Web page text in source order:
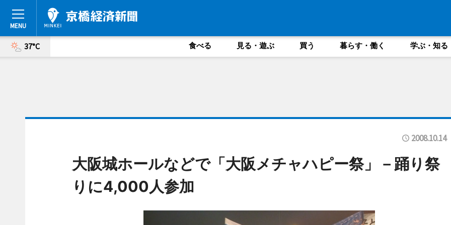
37°C 食べる 見る・遊ぶ 買う 暮らす・働く 学ぶ・知る
2008.10.14
大阪城ホールなどで「大阪メチャハピー祭」－踊り祭
りに4,000人参加